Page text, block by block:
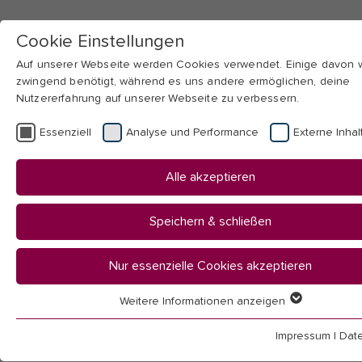
Skip to main navigation Skip to page footer
You
here:
Startseite
Mitarbeitendenübersicht
Mitarbeitende
(Lehrende und wissenschaftsunterstützender Bereich)
Cookie Einstellungen
Auf unserer Webseite werden Cookies verwendet. Einige davon
zwingend benötigt, während es uns andere ermöglichen, deine
Nutzererfahrung auf unserer Webseite zu verbessern.
Essenziell Analyse und Performance Externe
Alle akzeptieren
Speichern & schließen
Nur essenzielle Cookies akzeptieren
Essenzielle Cookies werden für grundlegende Funktionen der
Weitere Informationen anzeigen
Impressum